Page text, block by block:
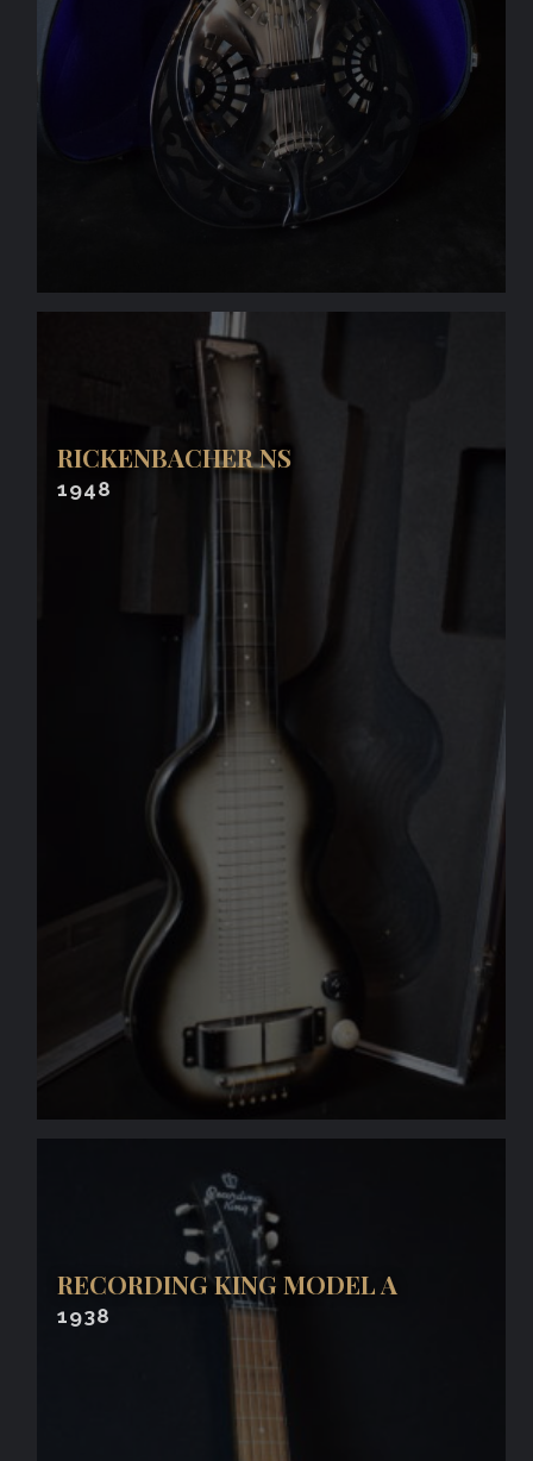
RICKENBACHER NS
1948
RECORDING KING MODEL A
1938